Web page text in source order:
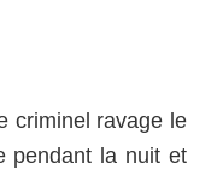
criminel ravage le
pendant la nuit et